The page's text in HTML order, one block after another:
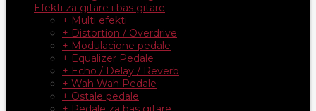
Efekti za gitare i bas gitare
+ Multi efekti
+ Distortion / Overdrive
+ Modulacione pedale
+ Equalizer Pedale
+ Echo / Delay / Reverb
+ Wah Wah Pedale
+ Ostale pedale